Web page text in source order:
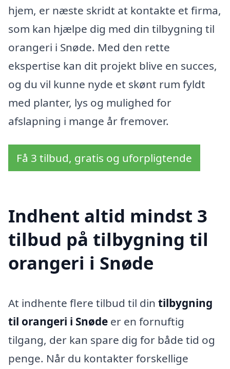
hjem, er næste skridt at kontakte et firma,
som kan hjælpe dig med din tilbygning til
orangeri i Snøde. Med den rette
ekspertise kan dit projekt blive en succes,
og du vil kunne nyde et skønt rum fyldt
med planter, lys og mulighed for
afslapning i mange år fremover.
Få 3 tilbud, gratis og uforpligtende
Indhent altid mindst 3
tilbud på tilbygning til
orangeri i Snøde
At indhente flere tilbud til din tilbygning
til orangeri i Snøde er en fornuftig
tilgang, der kan spare dig for både tid og
penge. Når du kontakter forskellige